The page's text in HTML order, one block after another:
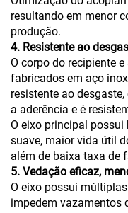
resultando em menor
produção.
4. Resistente ao
O corpo do recipiente
fabricados em aço
resistente ao
a aderência e é
O eixo principal
suave, maior vida útil
além de baixa taxa de
5. Vedação eficaz,
O eixo possui
impedem vazamentos